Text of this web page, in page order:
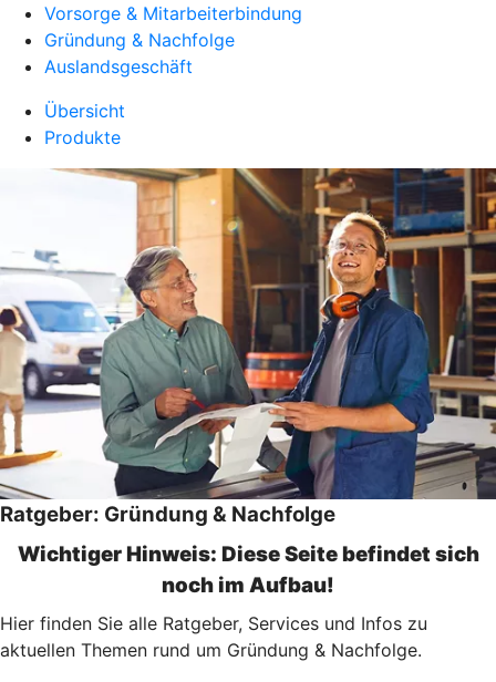
Vorsorge & Mitarbeiterbindung
Gründung & Nachfolge
Auslandsgeschäft
Übersicht
Produkte
Ratgeber: Gründung & Nachfolge
Wichtiger Hinweis: Diese Seite befindet sich
noch im Aufbau!
Hier finden Sie alle Ratgeber, Services und Infos zu
aktuellen Themen rund um Gründung & Nachfolge.